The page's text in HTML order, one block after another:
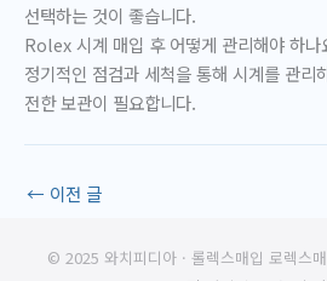
선택하는 것이 좋습니다.
Rolex 시계 매입 후 어떻게 관리해야 하나
정기적인 점검과 세척을 통해 시계를 관리
전한 보관이 필요합니다.
← 이전 글
© 2025 와치피디아 · 롤렉스매입 로렉스